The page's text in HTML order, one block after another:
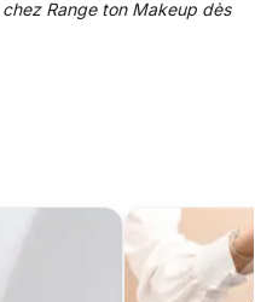
Range ton Makeup dès